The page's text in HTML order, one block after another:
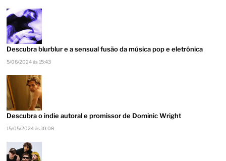
Descubra blurblur e a sensual fusão da música pop e eletrônica
5/06/2024 às 15:43
Descubra o indie autoral e promissor de Dominic Wright
15/05/2024 às 10:08